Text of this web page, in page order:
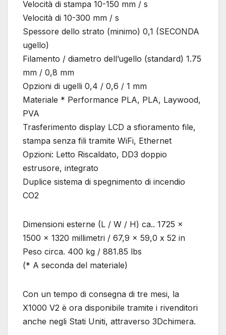
Velocità di stampa 10-150 mm / s
Velocità di 10-300 mm / s
Spessore dello strato (minimo) 0,1 (SECONDA
ugello)
Filamento / diametro dell’ugello (standard) 1.75
mm / 0,8 mm
Opzioni di ugelli 0,4 / 0,6 / 1 mm
Materiale * Performance PLA, PLA, Laywood,
PVA
Trasferimento display LCD a sfioramento file,
stampa senza fili tramite WiFi, Ethernet
Opzioni: Letto Riscaldato, DD3 doppio
estrusore, integrato
Duplice sistema di spegnimento di incendio
CO2
Dimensioni esterne (L / W / H) ca.. 1725 x
1500 x 1320 millimetri / 67,9 x 59,0 x 52 in
Peso circa. 400 kg / 881.85 lbs
(* A seconda del materiale)
Con un tempo di consegna di tre mesi, la
X1000 V2 è ora disponibile tramite i rivenditori
anche negli Stati Uniti, attraverso 3Dchimera.